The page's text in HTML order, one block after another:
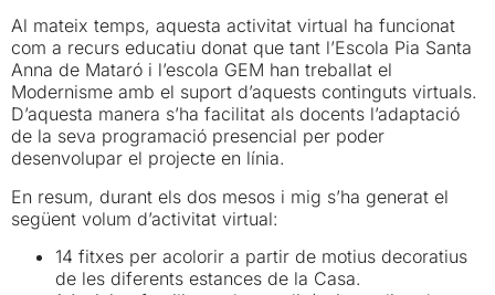
Al mateix temps, aquesta activitat virtual ha funcionat
com a recurs educatiu donat que tant l’Escola Pia Santa
Anna de Mataró i l’escola GEM han treballat el
Modernisme amb el suport d’aquests continguts virtuals.
D’aquesta manera s’ha facilitat als docents l’adaptació
de la seva programació presencial per poder
desenvolupar el projecte en línia.
En resum, durant els dos mesos i mig s’ha generat el
següent volum d’activitat virtual:
14 fitxes per acolorir a partir de motius decoratius
de les diferents estances de la Casa.